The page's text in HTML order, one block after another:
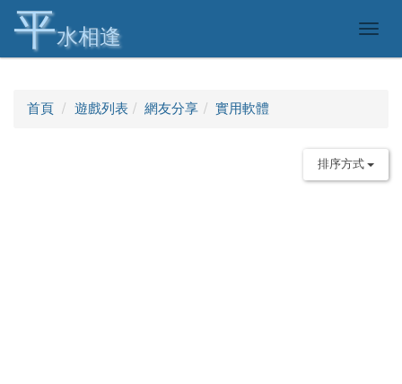
平水相逢
首頁 遊戲列表 網友分享 實用軟體
排序方式